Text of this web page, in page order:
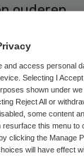
ouderen.
het
en PvdA
en
Het gaat
miljard
and access personal
Selecting I
shown under
Reject All or
some content
resurface this menu to
clicking the Manage
will have effect